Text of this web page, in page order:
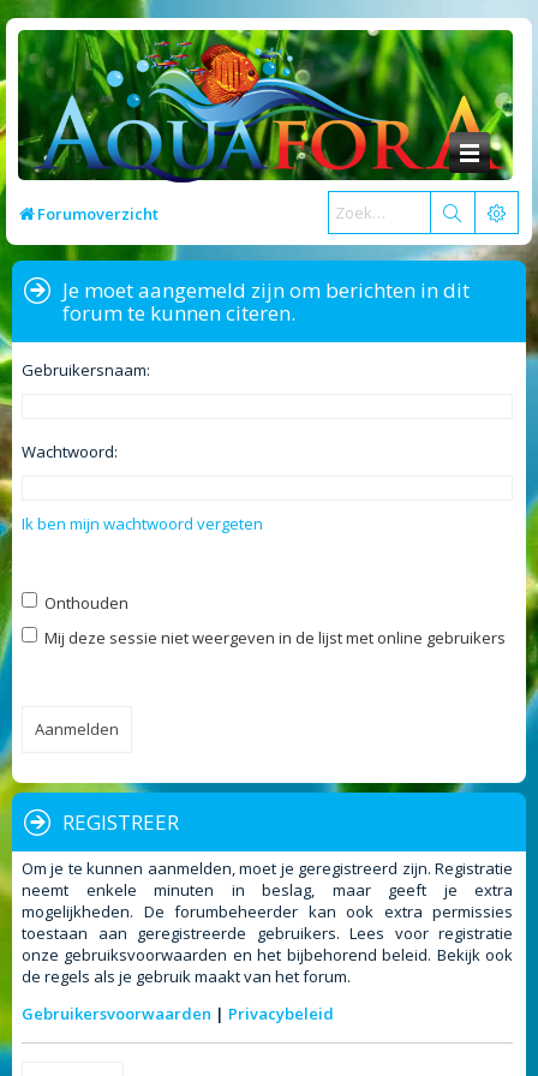
Forumoverzicht
Je moet aangemeld zijn om berichten in dit
forum te kunnen citeren.
Gebruikersnaam:
Wachtwoord:
Ik ben mijn wachtwoord vergeten
Onthouden
Mij deze sessie niet weergeven in de lijst met online gebruikers
REGISTREER
Om je te kunnen aanmelden, moet je geregistreerd zijn. Registratie
neemt enkele minuten in beslag, maar geeft je extra
mogelijkheden. De forumbeheerder kan ook extra permissies
toestaan aan geregistreerde gebruikers. Lees voor registratie
onze gebruiksvoorwaarden en het bijbehorend beleid. Bekijk ook
de regels als je gebruik maakt van het forum.
Gebruikersvoorwaarden | Privacybeleid